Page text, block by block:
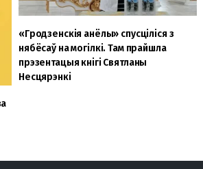
«Гродзенскія анёлы» спусціліся з
нябёсаў на могілкі. Там прайшла
прэзентацыя кнігі Святланы
Несцярэнкі